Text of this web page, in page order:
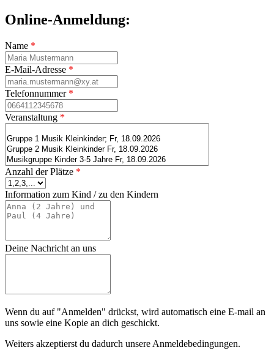
Online-Anmeldung:
Name *
E-Mail-Adresse *
Telefonnummer *
Veranstaltung *
Anzahl der Plätze *
Information zum Kind / zu den Kindern
Deine Nachricht an uns
Wenn du auf "Anmelden" drückst, wird automatisch eine E-mail an
uns sowie eine Kopie an dich geschickt.
Weiters akzeptierst du dadurch unsere Anmeldebedingungen.